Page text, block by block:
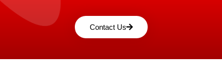
Contact Us